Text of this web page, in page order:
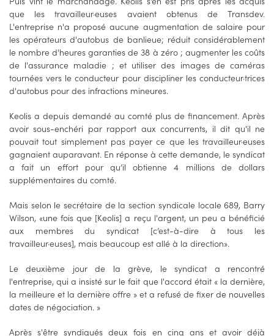
que les travailleur·euses avaient obtenus de Transdev.
L'entreprise n'a proposé aucune augmentation de salaire pour
les opérateurs d'autobus de banlieue; réduit considérablement
le nombre d'heures garanties de 38 à zéro ; augmenter les coûts
de l'assurance maladie ; et utiliser des images de caméras
tournées vers le conducteur pour discipliner les conducteur·trices
d'autobus pour des infractions mineures.
Keolis a depuis demandé au comté plus de financement. Après
avoir sous-enchéri par rapport aux concurrents, il dit qu'il ne
pouvait tout simplement pas payer ce que les travailleur·euses
gagnaient auparavant. En réponse à cette demande, le syndicat
a fait un effort pour qu’il obtienne 4 millions de dollars
supplémentaires du comté.
Mais selon le secrétaire de la section syndicale locale 689, Barry
Wilson, «une fois que [Keolis] a reçu l'argent, un peu a bénéficié
aux membres du syndicat [c’est-à-dire à tous les
travailleur·euses], mais beaucoup est allé à la direction».
Le deuxième jour de la grève, le syndicat a rencontré
l'entreprise, qui a insisté sur le fait que l'accord était « la dernière,
la meilleure et la dernière offre » et a refusé de fixer de nouvelles
dates de négociation. »
Après s'être syndiqués deux fois en cinq ans et avoir déjà